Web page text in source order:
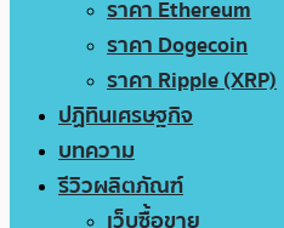
ราคา Ethereum
ราคา Dogecoin
ราคา Ripple (XRP)
ปฏิทินเศรษฐกิจ
บทความ
รีวิวผลิตภัณฑ์